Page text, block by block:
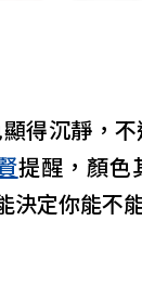
得沉靜，
提醒，顏色
決定你能不